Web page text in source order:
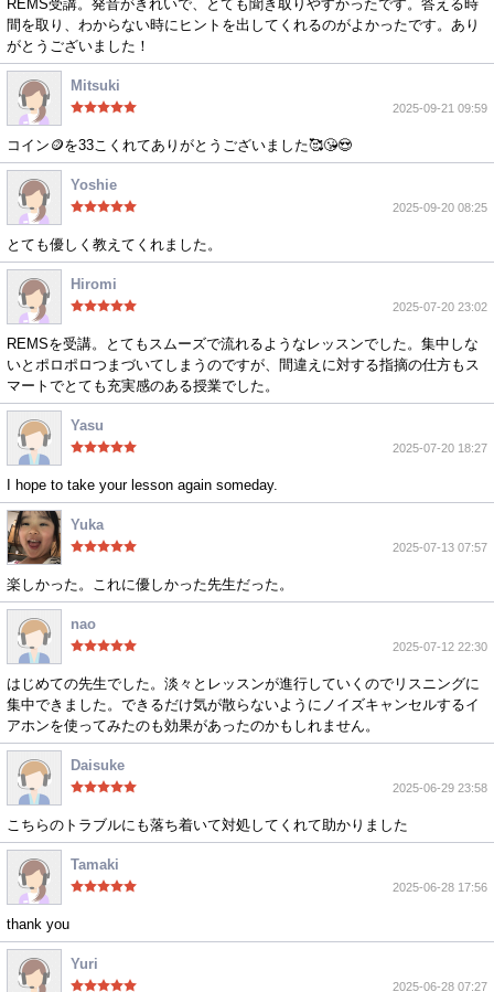
REMS受講。発音がきれいで、とても聞き取りやすかったです。答える時
間を取り、わからない時にヒントを出してくれるのがよかったです。あり
がとうございました！
Mitsuki
2025-09-21 09:59
コイン🪙を33こくれてありがとうございました🥰😘😍
Yoshie
2025-09-20 08:25
とても優しく教えてくれました。
Hiromi
2025-07-20 23:02
REMSを受講。とてもスムーズで流れるようなレッスンでした。集中しな
いとポロポロつまづいてしまうのですが、間違えに対する指摘の仕方もス
マートでとても充実感のある授業でした。
Yasu
2025-07-20 18:27
I hope to take your lesson again someday.
Yuka
2025-07-13 07:57
楽しかった。これに優しかった先生だった。
nao
2025-07-12 22:30
はじめての先生でした。淡々とレッスンが進行していくのでリスニングに
集中できました。できるだけ気が散らないようにノイズキャンセルするイ
アホンを使ってみたのも効果があったのかもしれません。
Daisuke
2025-06-29 23:58
こちらのトラブルにも落ち着いて対処してくれて助かりました
Tamaki
2025-06-28 17:56
thank you
Yuri
2025-06-28 07:27